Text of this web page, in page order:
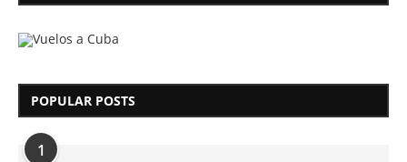
POPULAR POSTS
1